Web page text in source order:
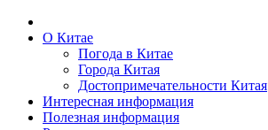
О Китае
Погода в Китае
Города Китая
Достопримечательности Китая
Интересная информация
Полезная информация